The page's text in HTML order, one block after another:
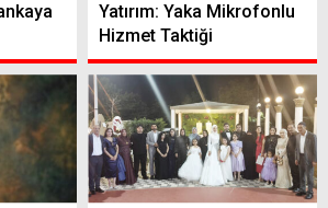
Yatırım: Yaka Mikrofonlu
Hizmet Taktiği